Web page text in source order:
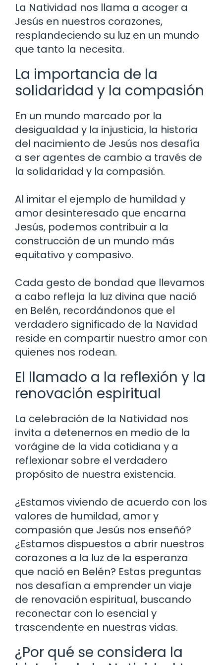
La Natividad nos llama a acoger a
Jesús en nuestros corazones,
resplandeciendo su luz en un mundo
que tanto la necesita.
La importancia de la
solidaridad y la compasión
En un mundo marcado por la
desigualdad y la injusticia, la historia
del nacimiento de Jesús nos desafía
a ser agentes de cambio a través de
la solidaridad y la compasión.
Al imitar el ejemplo de humildad y
amor desinteresado que encarna
Jesús, podemos contribuir a la
construcción de un mundo más
equitativo y compasivo.
Cada gesto de bondad que llevamos
a cabo refleja la luz divina que nació
en Belén, recordándonos que el
verdadero significado de la Navidad
reside en compartir nuestro amor con
quienes nos rodean.
El llamado a la reflexión y la
renovación espiritual
La celebración de la Natividad nos
invita a detenernos en medio de la
vorágine de la vida cotidiana y a
reflexionar sobre el verdadero
propósito de nuestra existencia.
¿Estamos viviendo de acuerdo con los
valores de humildad, amor y
compasión que Jesús nos enseñó?
¿Estamos dispuestos a abrir nuestros
corazones a la luz de la esperanza
que nació en Belén? Estas preguntas
nos desafían a emprender un viaje
de renovación espiritual, buscando
reconectar con lo esencial y
trascendente en nuestras vidas.
¿Por qué se considera la